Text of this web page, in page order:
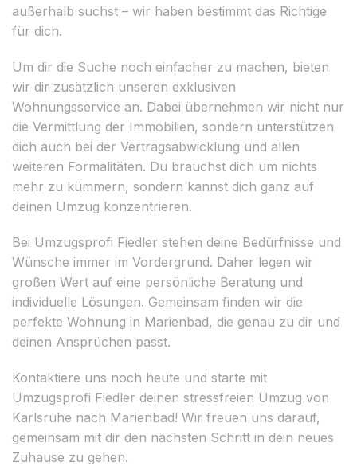
außerhalb suchst – wir haben bestimmt das Richtige
für dich.
Um dir die Suche noch einfacher zu machen, bieten
wir dir zusätzlich unseren exklusiven
Wohnungsservice an. Dabei übernehmen wir nicht nur
die Vermittlung der Immobilien, sondern unterstützen
dich auch bei der Vertragsabwicklung und allen
weiteren Formalitäten. Du brauchst dich um nichts
mehr zu kümmern, sondern kannst dich ganz auf
deinen Umzug konzentrieren.
Bei Umzugsprofi Fiedler stehen deine Bedürfnisse und
Wünsche immer im Vordergrund. Daher legen wir
großen Wert auf eine persönliche Beratung und
individuelle Lösungen. Gemeinsam finden wir die
perfekte Wohnung in Marienbad, die genau zu dir und
deinen Ansprüchen passt.
Kontaktiere uns noch heute und starte mit
Umzugsprofi Fiedler deinen stressfreien Umzug von
Karlsruhe nach Marienbad! Wir freuen uns darauf,
gemeinsam mit dir den nächsten Schritt in dein neues
Zuhause zu gehen.